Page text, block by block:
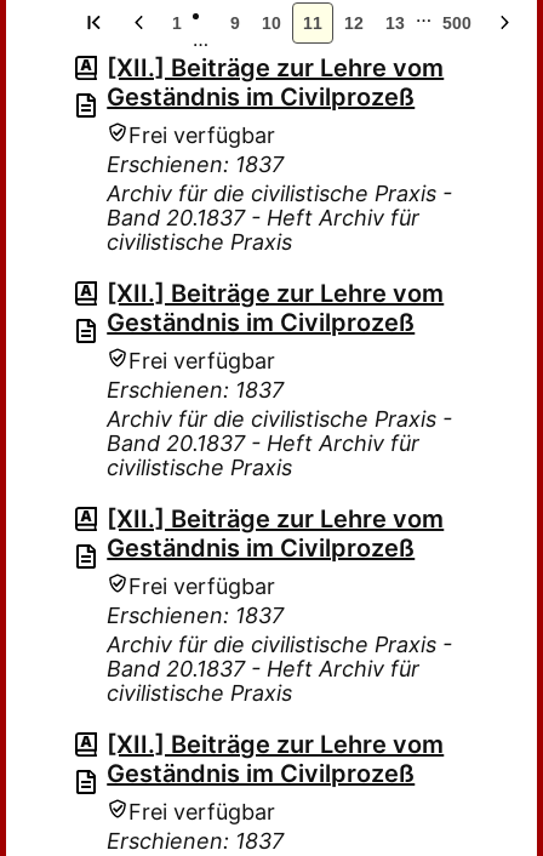
1
…
9 10 11 12 13 … 500
[XII.] Beiträge zur Lehre vom
Geständnis im Civilprozeß
Frei verfügbar
Erschienen: 1837
Archiv für die civilistische Praxis -
Band 20.1837 - Heft Archiv für
civilistische Praxis
[XII.] Beiträge zur Lehre vom
Geständnis im Civilprozeß
Frei verfügbar
Erschienen: 1837
Archiv für die civilistische Praxis -
Band 20.1837 - Heft Archiv für
civilistische Praxis
[XII.] Beiträge zur Lehre vom
Geständnis im Civilprozeß
Frei verfügbar
Erschienen: 1837
Archiv für die civilistische Praxis -
Band 20.1837 - Heft Archiv für
civilistische Praxis
[XII.] Beiträge zur Lehre vom
Geständnis im Civilprozeß
Frei verfügbar
Erschienen: 1837